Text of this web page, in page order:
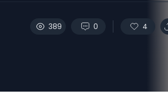
389 0 4